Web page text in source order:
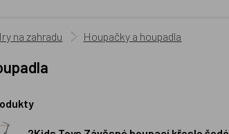
na zahradu Houpačky a houpadla